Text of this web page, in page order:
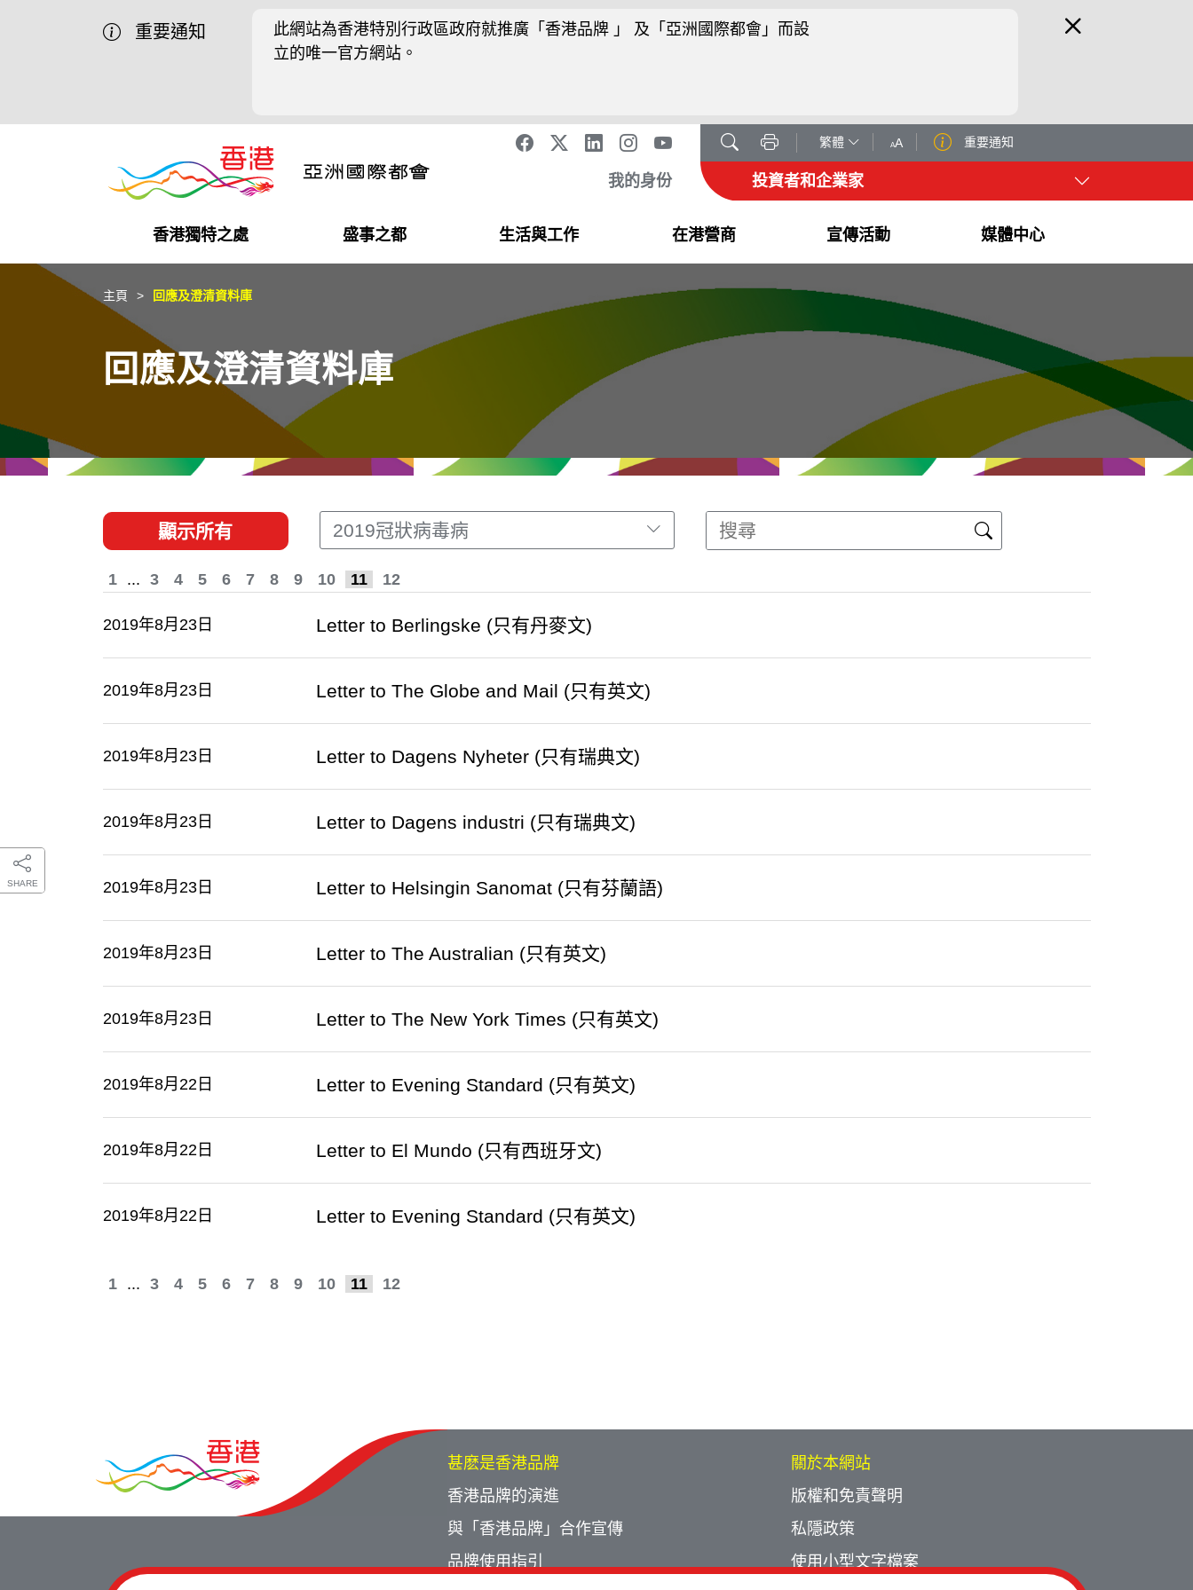
重要通知
此網站為香港特別行政區政府就推廣「香港品牌 」 及「亞洲國際都會」而設
立的唯一官方網站。
繁體 AA 重要通知
我的身份 投資者和企業家
香港獨特之處
營商機會
獨特優勢
盛事之都
盛事之都
最新活動精選
生活與工作
在港工作
都會生活
在港營商
在港創業
初創企業
宣傳活動
推廣香港@中國內地
推廣香港@中東
推廣香港@粵港澳大灣區
媒體中心
最新資訊
媒體資訊
SHARE
主頁 回應及澄清資料庫
回應及澄清資料庫
顯示所有 2019冠狀病毒病
1 ... 3 4 5 6 7 8 9 10 11 12
2019年8月23日 Letter to Berlingske (只有丹麥文)
2019年8月23日 Letter to The Globe and Mail (只有英文)
2019年8月23日 Letter to Dagens Nyheter (只有瑞典文)
2019年8月23日 Letter to Dagens industri (只有瑞典文)
2019年8月23日 Letter to Helsingin Sanomat (只有芬蘭語)
2019年8月23日 Letter to The Australian (只有英文)
2019年8月23日 Letter to The New York Times (只有英文)
2019年8月22日 Letter to Evening Standard (只有英文)
2019年8月22日 Letter to El Mundo (只有西班牙文)
2019年8月22日 Letter to Evening Standard (只有英文)
1 ... 3 4 5 6 7 8 9 10 11 12
甚麽是香港品牌
香港品牌的演進
與「香港品牌」合作宣傳
品牌使用指引
關於本網站
版權和免責聲明
私隱政策
使用小型文字檔案